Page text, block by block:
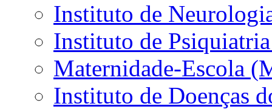
Instituto de
Instituto de
Maternidade-Escola
Instituto de Doenças